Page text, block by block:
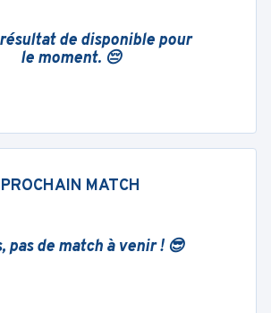
de disponible pour
le moment. 😔
PROCHAIN MATCH
pas de match à venir ! 😎